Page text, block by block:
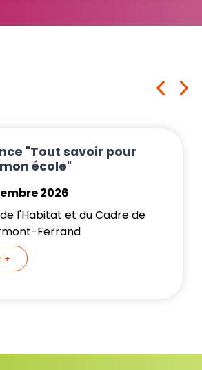
"Tout savoir pour
école"
2026
l'Habitat et du Cadre de
Ferrand
+